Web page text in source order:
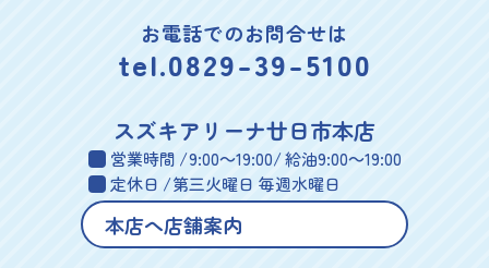
お電話でのお問合せは
tel.0829-39-5100
スズキアリーナ廿日市本店
営業時間 9:00～19:00 給油9:00～19:00
定休日
第三火曜日 毎週水曜日
本店へ店舗案内